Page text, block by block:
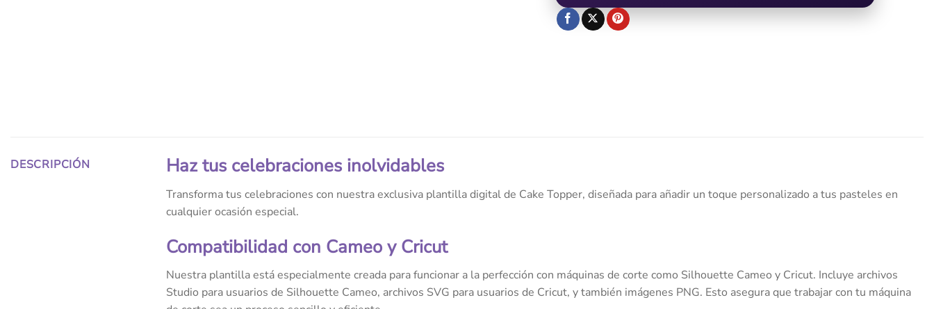
DESCRIPCIÓN Haz tus celebraciones inolvidables
Transforma tus celebraciones con nuestra exclusiva plantilla digital de Cake Topper, diseñada para añadir un toque personalizado a tus pasteles en
cualquier ocasión especial.
Compatibilidad con Cameo y Cricut
Nuestra plantilla está especialmente creada para funcionar a la perfección con máquinas de corte como Silhouette Cameo y Cricut. Incluye archivos
Studio para usuarios de Silhouette Cameo, archivos SVG para usuarios de Cricut, y también imágenes PNG. Esto asegura que trabajar con tu máquina